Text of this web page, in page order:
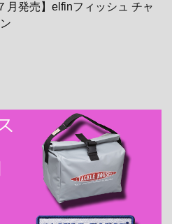
月発売】elfinフィッシュ チャ